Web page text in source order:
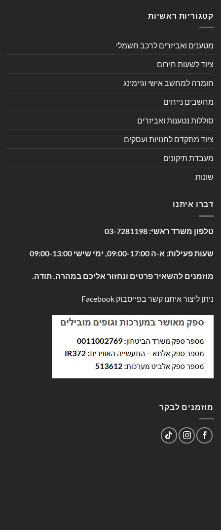
קטגוריות ראשיות
מטענים ואביזרים לרכב חשמלי
ציוד לשעות חירום
חומרה למחשב אישי וגיימינג
מחשבים נייחים
סוללות נטענות ואביזרים
ציוד מתקדם לחנויות ועסקים
מעבדת תיקונים
שונות
דברו איתנו
טלפון משרד ראשי: 03-7281198
שעות פעילות: א-ה 09:00-17:00, ימי שישי 09:00-13:00
מוזמנים להשאיר פרטים ונחזור אליכם במהרה. תודה.
ניתן ליצור איתנו קשר בפייסבוק Facebook
מוזמנים לבקר